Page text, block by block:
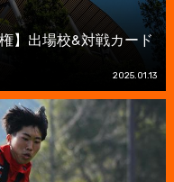
】出場校&対戦カード
2025.01.13